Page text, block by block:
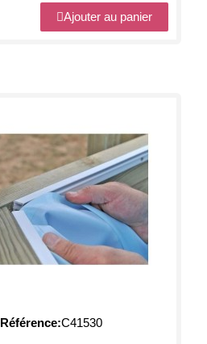
Ajouter au panier
Référence C41530